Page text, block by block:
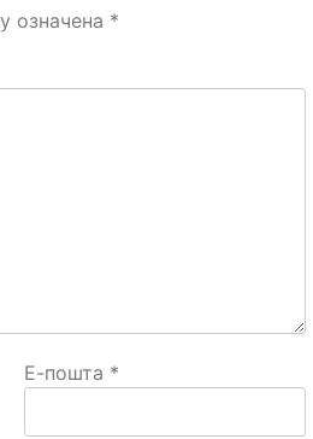
означена *
Е-пошта *